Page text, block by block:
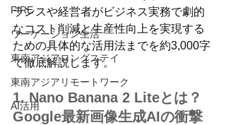
FIRE
ワーケーション生活
東南アジアロングステイ
東南アジアリモートワーク
AI活用
ランスや経営者がビジネス実務で劇的
なコスト削減と生産性向上を実現する
ための具体的な活用法までを約3,000字
で徹底解説します。
1. Nano Banana 2 Liteとは？
Google最新画像生成AIの衝撃